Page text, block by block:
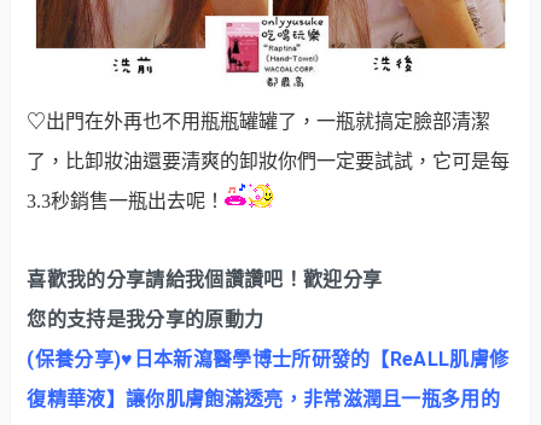
♡出門在外再也不用瓶瓶罐罐了，一瓶就搞定臉部清潔
了，比卸妝油還要清爽的卸妝你們一定要試試，它可是每
3.3秒銷售一瓶出去呢！
喜歡我的分享請給我個讚讚吧！歡迎分享
您的支持是我分享的原動力
(保養分享)♥日本新瀉醫學博士所研發的【ReALL肌膚修
復精華液】讓你肌膚飽滿透亮，非常滋潤且一瓶多用的